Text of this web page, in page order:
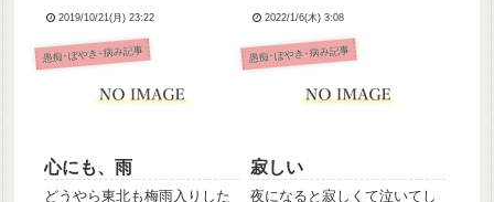
2019/10/21(月) 23:22 2022/1/6(木) 3:08
愚痴･ぼやき･病み記事
心にも、雨
どうやら東北も梅雨入りした
愚痴･ぼやき･病み記事
寂しい
夜になると寂しくて泣いてし